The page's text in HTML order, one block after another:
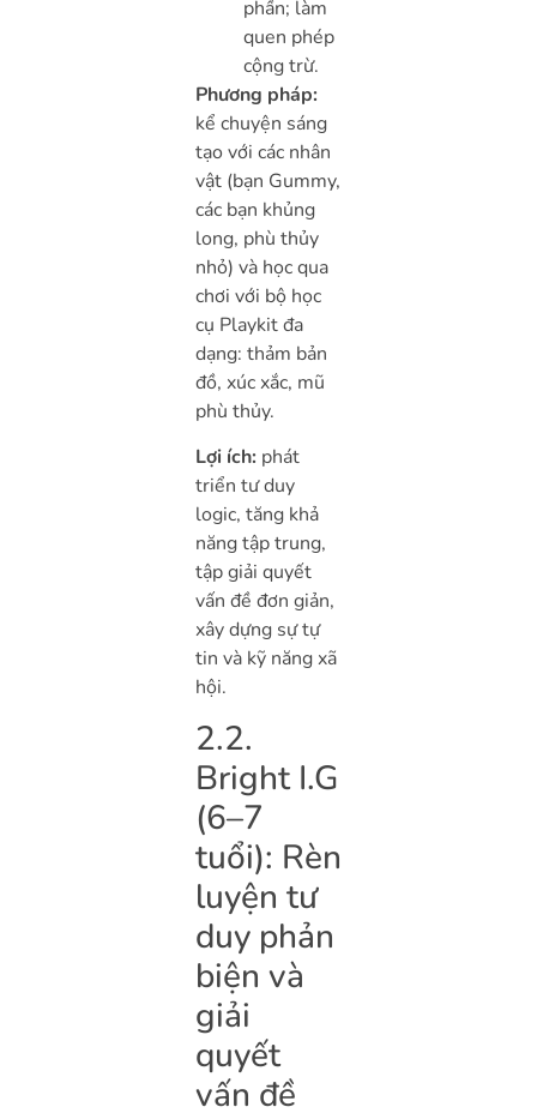
phần; làm
quen phép
cộng trừ.
Phương pháp:
kể chuyện sáng
tạo với các nhân
vật (bạn Gummy,
các bạn khủng
long, phù thủy
nhỏ) và học qua
chơi với bộ học
cụ Playkit đa
dạng: thảm bản
đồ, xúc xắc, mũ
phù thủy.
Lợi ích:phát
triển tư duy
logic, tăng khả
năng tập trung,
tập giải quyết
vấn đề đơn giản,
xây dựng sự tự
tin và kỹ năng xã
hội.
2.2.
Bright I.G
(6–7
tuổi): Rèn
luyện tư
duy phản
biện và
giải
quyết
vấn đề